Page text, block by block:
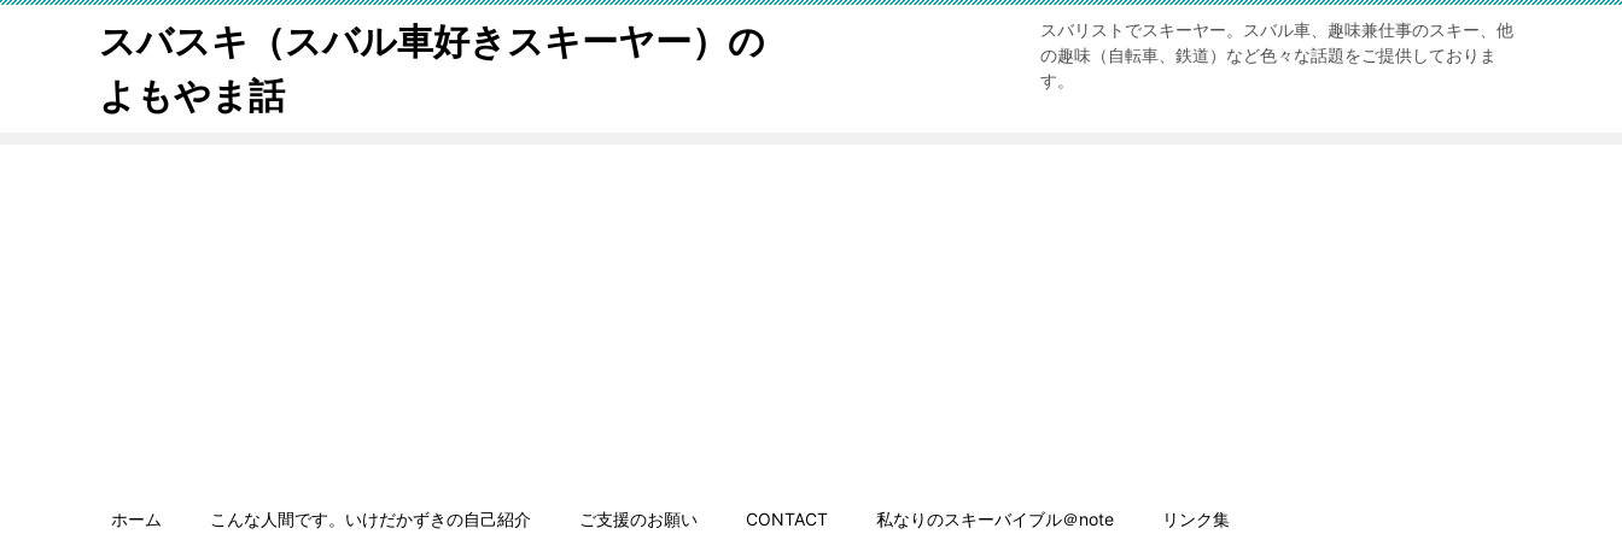
スバスキ（スバル車好きスキーヤー）の
よもやま話
スバリストでスキーヤー。スバル車、趣味兼仕事のスキー、他
の趣味（自転車、鉄道）など色々な話題をご提供しておりま
す。
ホーム こんな人間です。いけだかずきの自己紹介 ご支援のお願い CONTACT 私なりのスキーバイブル＠note リンク集